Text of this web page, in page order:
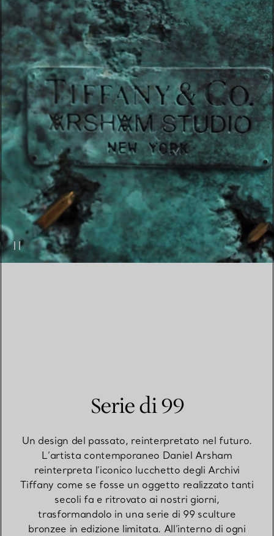
Serie di 99
Un design del passato, reinterpretato nel futuro.
L’artista contemporaneo Daniel Arsham
reinterpreta l’iconico lucchetto degli Archivi
Tiffany come se fosse un oggetto realizzato tanti
secoli fa e ritrovato ai nostri giorni,
trasformandolo in una serie di 99 sculture
bronzee in edizione limitata. All’interno di ogni